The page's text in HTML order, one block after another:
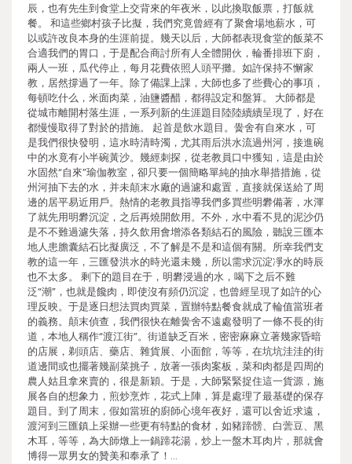
辰，也有先生到食堂上交背來的年夜米，以此換取飯票，打飯就
餐。 和這些鄉村孩子比擬，我們究竟曾經有了聚會場地薪水，可
以或許改良本身的生涯前提。幾天以后，大師都表現食堂的飯菜不
合適我們的胃口，于是配合商討所有人全體開伙，輪番排班下廚，
兩人一班，瓜代停止，每月花費依照人頭平攤。如許保持不懈家
教，居然撐過了一年。除了備課上課，大師也多了些費心的事項，
每頓吃什么，米面肉菜，油鹽醬醋，都得設定和盤算。 大師都是
從城市離開村落生涯，一系列新的生涯題目陸陸續續呈現了，好在
都慢慢取得了對於的措施。 起首是飲水題目。黌舍有自來水，可
是我們很快發明，這水時清時濁，尤其雨后洪水流過州河，接進碗
中的水竟有小半碗黃沙。幾經刺探，從老教員口中獲知，這是由於
水固然“自來”瑜伽教室，卻只要一個簡略單純的抽水舉措措施，從
州河抽下去的水，并未顛末水廠的過濾和處置，直接就保送給了周
邊的居平易近用戶。熱情的老教員指導我們多買些明礬備著，水渾
了就先用明礬沉淀，之后再燒開飲用。不外，水中看不見的泥沙仍
是不不難過濾失落，持久飲用會增添各類結石的風險，聽說三匯本
地人患膽囊結石比擬廣泛，不了解是不是和這個有關。所幸我們支
教的這一年，三匯發洪水的時光還未幾，所以需求沉淀凈水的時辰
也不太多。 剩下的題目在于，明礬浸過的水，喝下之后不難
泛“潮”，也就是饞肉，即使沒有頻仍沉淀，也曾經呈現了如許的心
理反映。于是逐日想法買肉買菜，置辦特點餐食就成了輪值當班者
的義務。顛末偵查，我們很快在離黌舍不遠處發明了一條不長的街
道，本地人稱作“渡江街”。街道缺乏百米，密密麻麻立著幾家昏暗
的店展，剃頭店、藥店、雜貨展、小面館，等等，在坑坑洼洼的街
道邊間或也擺著幾副菜挑子，放著一張肉案板，菜和肉都是四周的
農人姑且拿來賣的，很是新穎。于是，大師緊緊捉住這一貨源，施
展各自的想象力，煎炒烹炸，花式上陣，算是處理了最基礎的保存
題目。到了周末，假如當班的廚師心境年夜好，還可以舍近求遠，
渡河到三匯鎮上采辦一些更有特點的食材，如豬蹄髈、白蕓豆、黑
木耳，等等，為大師燉上一鍋蹄花湯，炒上一盤木耳肉片，那就會
博得一眾男女的贊美和奉承了！…